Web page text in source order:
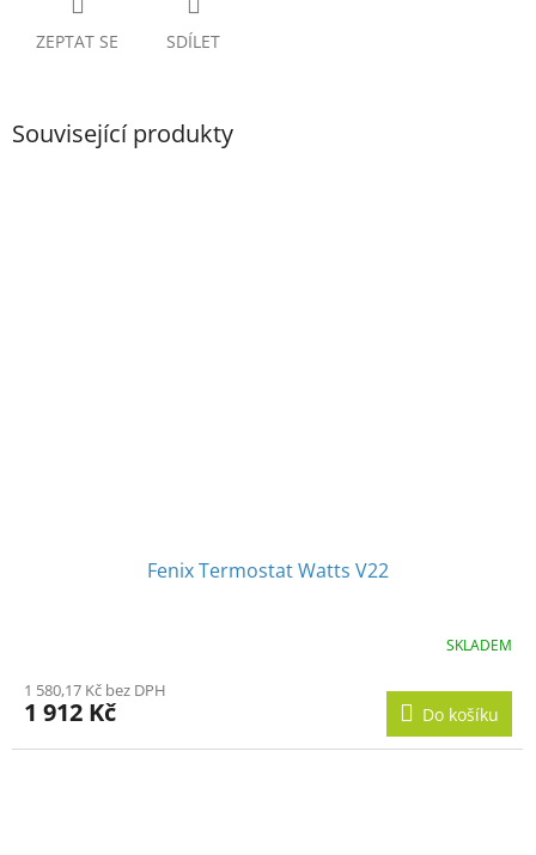
ZEPTAT SE SDÍLET
Související produkty
Fenix Termostat Watts V22
SKLADEM
1 580,17 Kč bez DPH
1 912 Kč Do košíku